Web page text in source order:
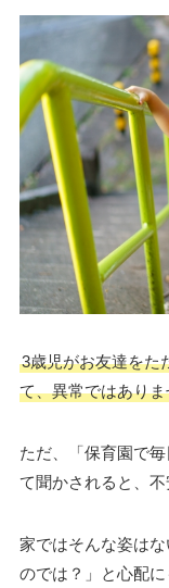
3歳児がお友達をた
て、異常ではあり
ただ、「保育園で
て聞かされると、不
家ではそんな姿は
のでは？」と心配に